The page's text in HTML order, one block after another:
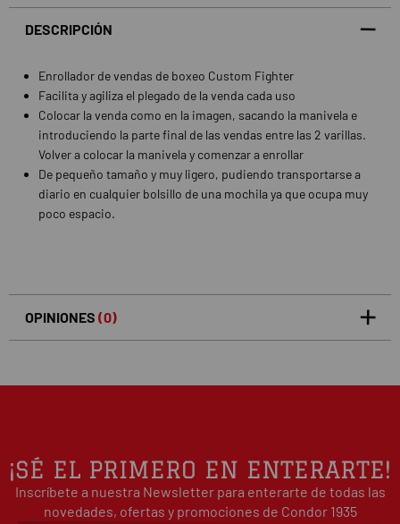
DESCRIPCIÓN
Enrollador de vendas de boxeo Custom Fighter
Facilita y agiliza el plegado de la venda cada uso
Colocar la venda como en la imagen, sacando la manivela e
introduciendo la parte final de las vendas entre las 2 varillas.
Volver a colocar la manivela y comenzar a enrollar
De pequeño tamaño y muy ligero, pudiendo transportarse a
diario en cualquier bolsillo de una mochila ya que ocupa muy
poco espacio.
OPINIONES (0)
5
4
0%
estrellas
0%
1
estrellas 0%
¡SÉ EL PRIMERO EN ENTERARTE!
Inscríbete a nuestra Newsletter para enterarte de todas las
novedades, ofertas y promociones de Condor 1935